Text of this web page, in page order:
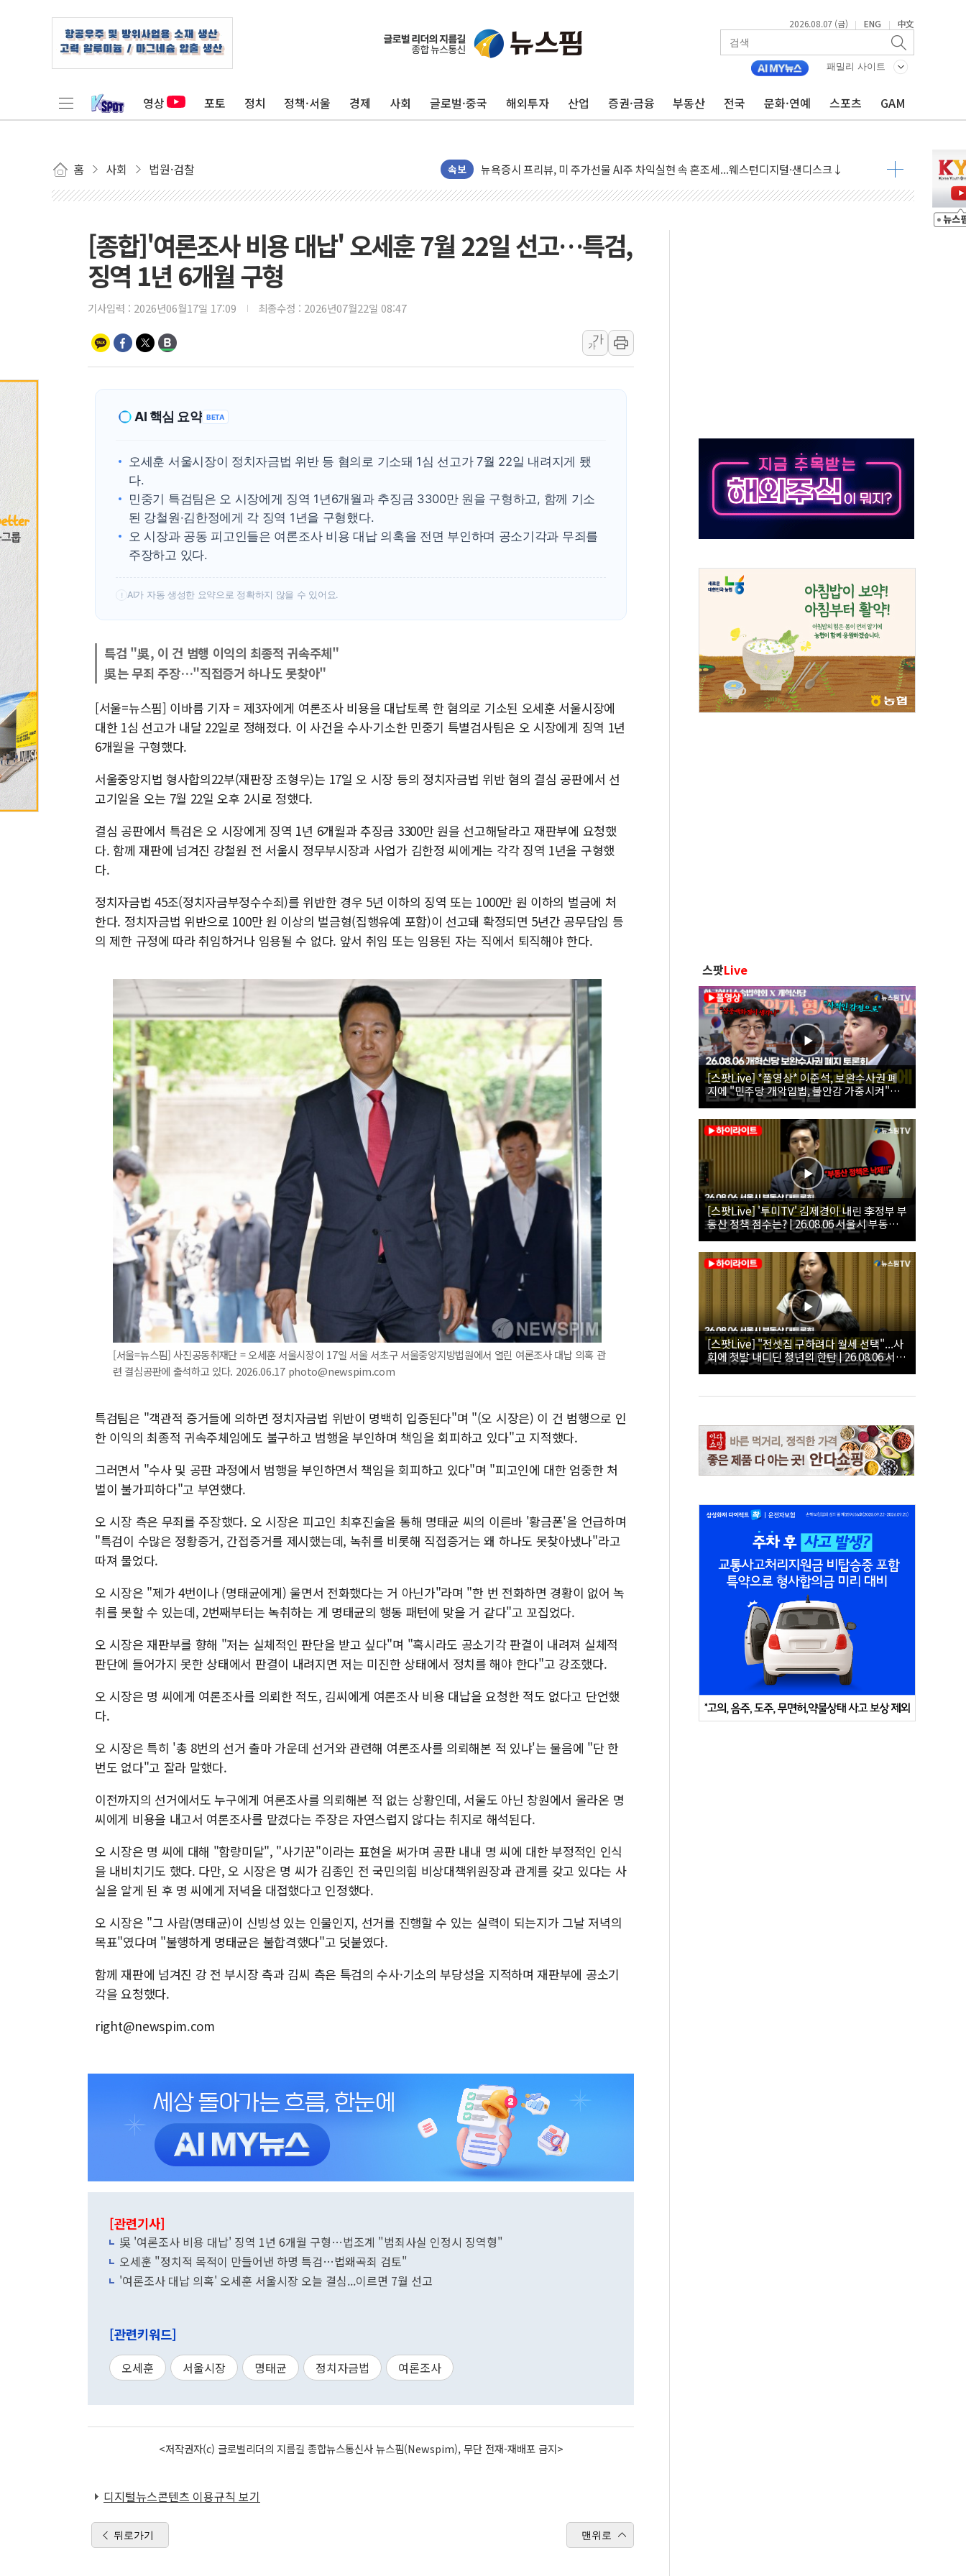
2026.08.07 (금) | ENG | 中文
패밀리 사이트
영상 포토 정치 정책·서울 경제 사회 글로벌·중국 해외투자 산업 증권·금융 부동산 전국 문화·연예 스포츠 GAM
홈 사회 법원·검찰 속보
유럽증시, 견조한 실적 소화하며 대부분 상승… "2분기 기업 순이익 21% 증가" 전망
리투아니아 국방 "러, 우크라 드론으로 나토 회원국 공격 검토… 거짓 깃발 작전"
뉴욕증시 개장 전 특징주...모더나·아이온큐·도어대시↑ VS 샌디스크·피그마·앱러빈↓
김정관 장관 "영업이익 N% 성과급 반대…상법·자본시장법 개정 논의"
청와대, 북한 단거리 탄도미사일 발사에 긴급 안보 점검회의
금값 7주 만에 최고…美 고용 둔화·호르무즈 재개방 기대에 강세
러, 1인칭시점 드론으로 우크라 민간인 '사파리' 공격… 시민들 공포감 극대화 전략
[베트남 증시] 지수 하락 속 'DGC' 임시 주총 기대감에 홀로 상한가…마진 잔액은 사상 최고
해군 1함대 창설 80주년…지역과 함께하는 '선봉'의 대민 봉사
[3보] 북, 원산서 동해로 단거리 탄도미사일 1발 발사… 올해 10번째·42일 만 도발
[종합]'여론조사 비용 대납' 오세훈 7월 22일 선고…특검,
징역 1년 6개월 구형
기사입력 : 2026년06월17일 17:09 최종수정 : 2026년07월22일 08:47
가
가
AI 핵심 요약 BETA
오세훈 서울시장이 정치자금법 위반 등 혐의로 기소돼 1심 선고가 7월 22일 내려지게 됐
다.
민중기 특검팀은 오 시장에게 징역 1년6개월과 추징금 3300만 원을 구형하고, 함께 기소
된 강철원·김한정에게 각 징역 1년을 구형했다.
오 시장과 공동 피고인들은 여론조사 비용 대납 의혹을 전면 부인하며 공소기각과 무죄를
주장하고 있다.
! AI가 자동 생성한 요약으로 정확하지 않을 수 있어요.
특검 "吳, 이 건 범행 이익의 최종적 귀속주체"
吳는 무죄 주장…"직접증거 하나도 못찾아"
[서울=뉴스핌] 이바름 기자 = 제3자에게 여론조사 비용을 대납토록 한 혐의로 기소된 오세훈 서울시장에
대한 1심 선고가 내달 22일로 정해졌다. 이 사건을 수사·기소한 민중기 특별검사팀은 오 시장에게 징역 1년
6개월을 구형했다.
서울중앙지법 형사합의22부(재판장 조형우)는 17일 오 시장 등의 정치자금법 위반 혐의 결심 공판에서 선
고기일을 오는 7월 22일 오후 2시로 정했다.
결심 공판에서 특검은 오 시장에게 징역 1년 6개월과 추징금 3300만 원을 선고해달라고 재판부에 요청했
다. 함께 재판에 넘겨진 강철원 전 서울시 정무부시장과 사업가 김한정 씨에게는 각각 징역 1년을 구형했
다.
정치자금법 45조(정치자금부정수수죄)를 위반한 경우 5년 이하의 징역 또는 1000만 원 이하의 벌금에 처
한다. 정치자금법 위반으로 100만 원 이상의 벌금형(집행유예 포함)이 선고돼 확정되면 5년간 공무담임 등
의 제한 규정에 따라 취임하거나 임용될 수 없다. 앞서 취임 또는 임용된 자는 직에서 퇴직해야 한다.
[서울=뉴스핌] 사진공동취재단 = 오세훈 서울시장이 17일 서울 서초구 서울중앙지방법원에서 열린 여론조사 대납 의혹 관
련 결심공판에 출석하고 있다. 2026.06.17 photo@newspim.com
특검팀은 "객관적 증거들에 의하면 정치자금법 위반이 명백히 입증된다"며 "(오 시장은) 이 건 범행으로 인
한 이익의 최종적 귀속주체임에도 불구하고 범행을 부인하며 책임을 회피하고 있다"고 지적했다.
그러면서 "수사 및 공판 과정에서 범행을 부인하면서 책임을 회피하고 있다"며 "피고인에 대한 엄중한 처
벌이 불가피하다"고 부연했다.
오 시장 측은 무죄를 주장했다. 오 시장은 피고인 최후진술을 통해 명태균 씨의 이른바 '황금폰'을 언급하며
"특검이 수많은 정황증거, 간접증거를 제시했는데, 녹취를 비롯해 직접증거는 왜 하나도 못찾아냈나"라고
따져 물었다.
오 시장은 "제가 4번이나 (명태균에게) 울면서 전화했다는 거 아닌가"라며 "한 번 전화하면 경황이 없어 녹
취를 못할 수 있는데, 2번째부터는 녹취하는 게 명태균의 행동 패턴에 맞을 거 같다"고 꼬집었다.
오 시장은 재판부를 향해 "저는 실체적인 판단을 받고 싶다"며 "혹시라도 공소기각 판결이 내려져 실체적
판단에 들어가지 못한 상태에서 판결이 내려지면 저는 미진한 상태에서 정치를 해야 한다"고 강조했다.
오 시장은 명 씨에게 여론조사를 의뢰한 적도, 김씨에게 여론조사 비용 대납을 요청한 적도 없다고 단언했
다.
오 시장은 특히 '총 8번의 선거 출마 가운데 선거와 관련해 여론조사를 의뢰해본 적 있냐'는 물음에 "단 한
번도 없다"고 잘라 말했다.
이전까지의 선거에서도 누구에게 여론조사를 의뢰해본 적 없는 상황인데, 서울도 아닌 창원에서 올라온 명
씨에게 비용을 내고서 여론조사를 맡겼다는 주장은 자연스럽지 않다는 취지로 해석된다.
오 시장은 명 씨에 대해 "함량미달", "사기꾼"이라는 표현을 써가며 공판 내내 명 씨에 대한 부정적인 인식
을 내비치기도 했다. 다만, 오 시장은 명 씨가 김종인 전 국민의힘 비상대책위원장과 관계를 갖고 있다는 사
실을 알게 된 후 명 씨에게 저녁을 대접했다고 인정했다.
오 시장은 "그 사람(명태균)이 신빙성 있는 인물인지, 선거를 진행할 수 있는 실력이 되는지가 그날 저녁의
목표"였다며 "불행하게 명태균은 불합격했다"고 덧붙였다.
함께 재판에 넘겨진 강 전 부시장 측과 김씨 측은 특검의 수사·기소의 부당성을 지적하며 재판부에 공소기
각을 요청했다.
right@newspim.com
[관련기사]
吳 '여론조사 비용 대납' 징역 1년 6개월 구형…법조계 "범죄사실 인정시 징역형"
오세훈 "정치적 목적이 만들어낸 하명 특검…법왜곡죄 검토"
'여론조사 대납 의혹' 오세훈 서울시장 오늘 결심...이르면 7월 선고
[관련키워드]
오세훈 서울시장 명태균 정치자금법 여론조사
<저작권자(c) 글로벌리더의 지름길 종합뉴스통신사 뉴스핌(Newspim), 무단 전재-재배포 금지>
디지털뉴스콘텐츠 이용규칙 보기
뒤로가기 맨위로
스팟Live
[스팟Live] *풀영상* 이준석, 보완수사권 폐
지에 "민주당 개악입법, 불안감 가중시켜"｜
26.08.06 개혁신당 보완수사권 폐지 토론회
[스팟Live] '투미TV' 김제경이 내린 李정부 부
동산 정책 점수는? | 26.08.06 서울시 부동산
대토론회
[스팟Live] "전셋집 구하려다 월세 선택"...사
회에 첫발 내디딘 청년의 한탄 | 26.08.06 서울
시 부동산 대토론회